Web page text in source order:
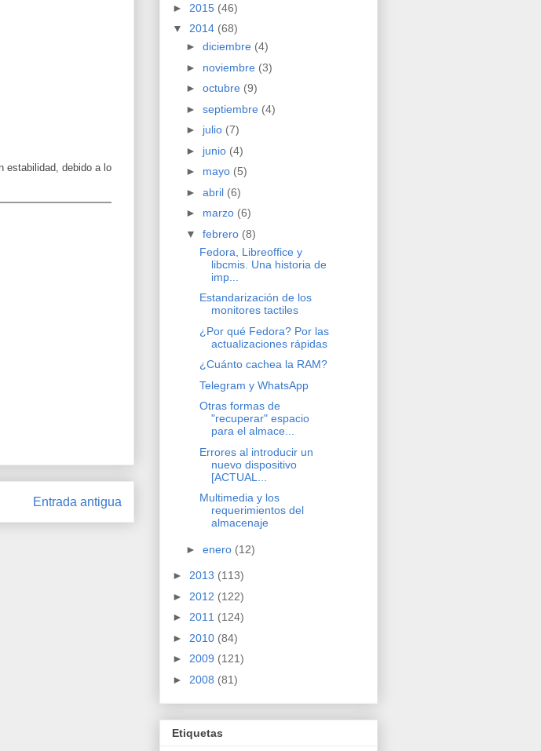
estabilidad, debido a lo
Entrada antigua
► 2015 (46)
▼ 2014 (68)
► diciembre (4)
► noviembre (3)
► octubre (9)
► septiembre (4)
► julio (7)
► junio (4)
► mayo (5)
► abril (6)
► marzo (6)
▼ febrero (8)
Fedora, Libreoffice y
libcmis. Una historia de
imp...
Estandarización de los
monitores tactiles
¿Por qué Fedora? Por las
actualizaciones rápidas
¿Cuánto cachea la RAM?
Telegram y WhatsApp
Otras formas de
"recuperar" espacio
para el almace...
Errores al introducir un
nuevo dispositivo
[ACTUAL...
Multimedia y los
requerimientos del
almacenaje
► enero (12)
► 2013 (113)
► 2012 (122)
► 2011 (124)
► 2010 (84)
► 2009 (121)
► 2008 (81)
Etiquetas